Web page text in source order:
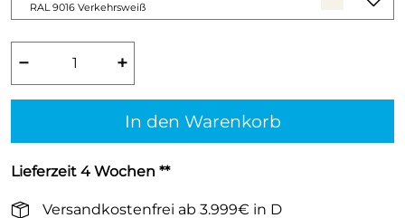
RAL 9016 Verkehrsweiß
− +
In den Warenkorb
Lieferzeit 4 Wochen **
Versandkostenfrei ab 3.999€ in D